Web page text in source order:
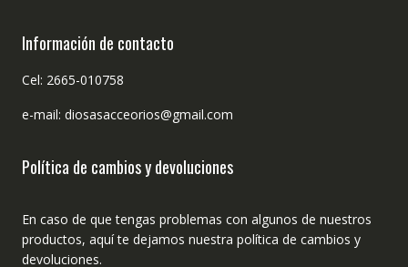
Información de contacto
Cel: 2665-010758
e-mail: diosasacceorios@gmail.com
Política de cambios y devoluciones
En caso de que tengas problemas con algunos de nuestros
productos, aquí te dejamos nuestra política de cambios y
devoluciones.